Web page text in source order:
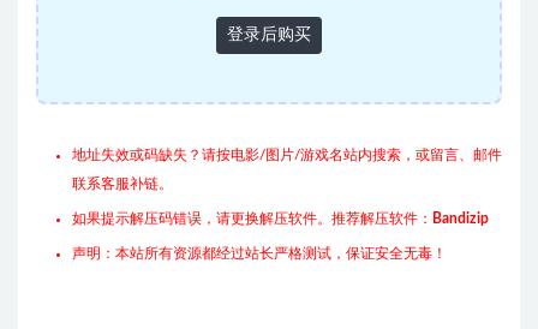
登录后购买
地址失效或码缺失？请按电影/图片/游戏名站内搜索，或留言、邮件
联系客服补链。
如果提示解压码错误，请更换解压软件。推荐解压软件： Bandizip
声明：本站所有资源都经过站长严格测试，保证安全无毒！